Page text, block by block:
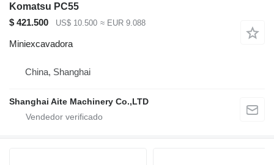
Komatsu PC55
$ 421.500
US$ 10.500 ≈ EUR 9.088
Miniexcavadora
China, Shanghai
Shanghai Aite Machinery Co.,LTD